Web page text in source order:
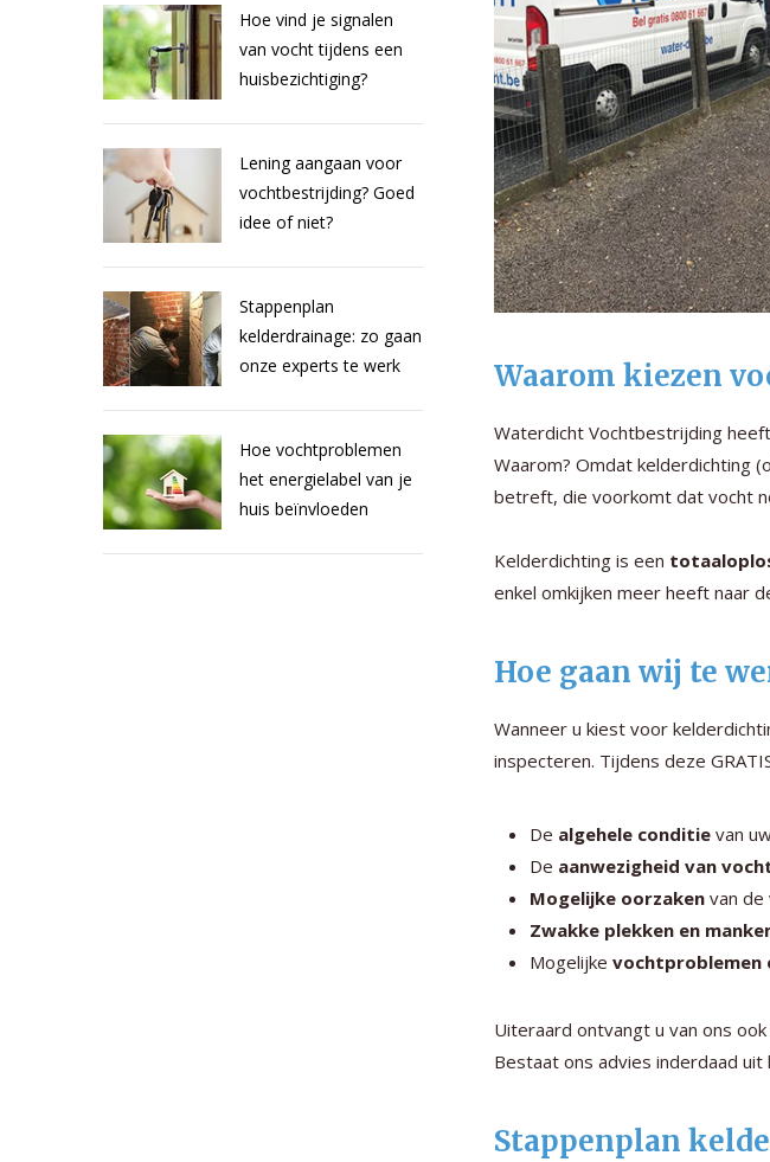
Hoe vind je signalen
van vocht tijdens een
huisbezichtiging?
Lening aangaan voor
vochtbestrijding? Goed
idee of niet?
Stappenplan
kelderdrainage: zo gaan
onze experts te werk
Hoe vochtproblemen
het energielabel van je
huis beïnvloeden
Waarom kiezen
Waterdicht Vochtbestrijding
Waarom? Omdat kelderdichting
betreft, die voorkomt dat vocht
Kelderdichting is een
enkel omkijken meer heeft naar
Hoe gaan wij te
Wanneer u kiest voor
inspecteren. Tijdens deze
De algehele conditie van
De aanwezigheid van
Mogelijke oorzaken van de
Zwakke plekken en
Mogelijke vochtproblemen
Uiteraard ontvangt u van ons ook
Bestaat ons advies inderdaad
Stappenplan